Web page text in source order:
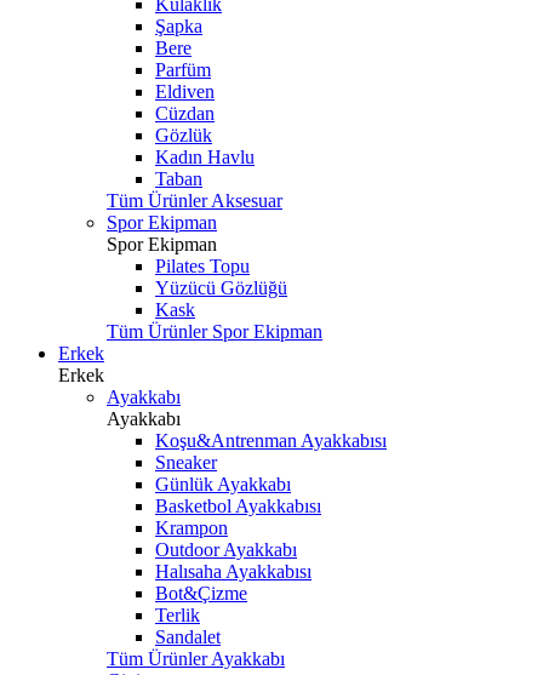
Kulaklık
Şapka
Bere
Parfüm
Eldiven
Cüzdan
Gözlük
Kadın Havlu
Taban
Tüm Ürünler Aksesuar
Spor Ekipman
Spor Ekipman
Pilates Topu
Yüzücü Gözlüğü
Kask
Tüm Ürünler Spor Ekipman
Erkek
Erkek
Ayakkabı
Ayakkabı
Koşu&Antrenman Ayakkabısı
Sneaker
Günlük Ayakkabı
Basketbol Ayakkabısı
Krampon
Outdoor Ayakkabı
Halısaha Ayakkabısı
Bot&Çizme
Terlik
Sandalet
Tüm Ürünler Ayakkabı